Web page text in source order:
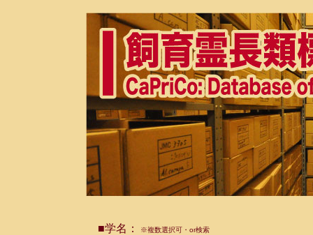
■学名： ※複数選択可・or検索